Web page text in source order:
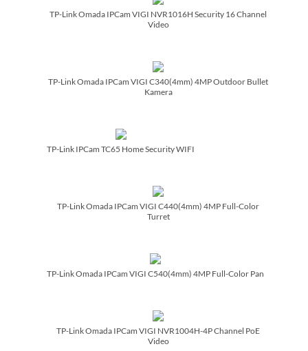
TP-Link Omada IPCam VIGI NVR1016H Security 16 Channel
Video
TP-Link Omada IPCam VIGI C340(4mm) 4MP Outdoor Bullet
Kamera
TP-Link IPCam TC65 Home Security WIFI
TP-Link Omada IPCam VIGI C440(4mm) 4MP Full-Color
Turret
TP-Link Omada IPCam VIGI C540(4mm) 4MP Full-Color Pan
TP-Link Omada IPCam VIGI NVR1004H-4P Channel PoE
Video